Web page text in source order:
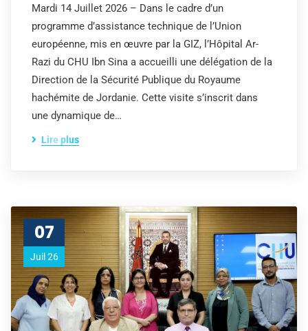
Mardi 14 Juillet 2026 – Dans le cadre d’un
programme d’assistance technique de l’Union
européenne, mis en œuvre par la GIZ, l’Hôpital Ar-
Razi du CHU Ibn Sina a accueilli une délégation de la
Direction de la Sécurité Publique du Royaume
hachémite de Jordanie. Cette visite s’inscrit dans
une dynamique de…
Lire plus
07
Juil 26